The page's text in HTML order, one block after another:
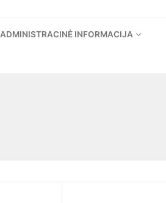
ADMINISTRACINĖ INFORMACIJA